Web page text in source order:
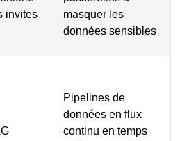
invites
masquer les
données sensibles
Pipelines de
données en flux
continu en temps